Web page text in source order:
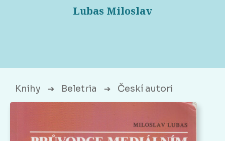
Lubas Miloslav
Knihy ➔ Beletria ➔ Českí autori